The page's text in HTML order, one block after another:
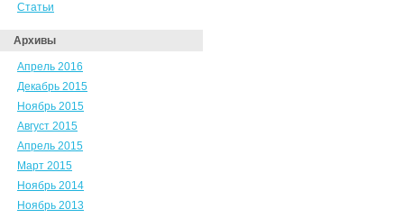
Статьи
Архивы
Апрель 2016
Декабрь 2015
Ноябрь 2015
Август 2015
Апрель 2015
Март 2015
Ноябрь 2014
Ноябрь 2013